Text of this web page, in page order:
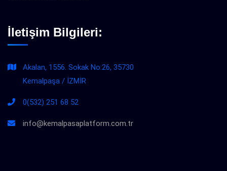
İletişim Bilgileri:
Akalan, 1556. Sokak No:26, 35730
Kemalpaşa / İZMİR
0(532) 251 68 52
info@kemalpasaplatform.com.tr